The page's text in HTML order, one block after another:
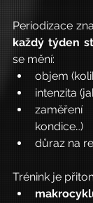
Periodizace
každý týden
se mění:
objem
intenzita
kondice…)
důraz na
Trénink je